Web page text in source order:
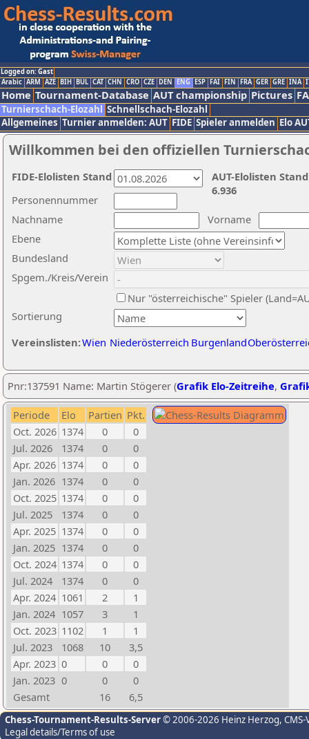
Logged on: Gast
Arabic ARM AZE BIH BUL CAT CHN CRO CZE DEN ENG ESP FAI FIN FRA GER GRE INA
Home Tournament-Database AUT championship Pictures
Turnierschach-Elozahl Schnellschach-Elozahl
Allgemeines Turnier anmelden: AUT FIDE Spieler anmelden Elo
Willkommen bei den offiziellen
Nachname
Vorname
Ebene
Sortierung
Personennummer
Bundesland
Spgem./Kreis/Verein
Nur "österreichische" Spieler
Vereinslisten:Wien Niederösterreich Burgenland
AUT-Elolisten
6.936
FIDE-Elolisten Stand
Pnr:137591 Name: Martin Stögerer (Grafik Elo-Zeitreihe,
Periode Elo Partien Pkt.
Oct. 2026 1374 0
0
Jul. 2026
1374 0
0
Apr. 2026 1374 0
0
Jan. 2026 1374 0
0
Oct. 2025 1374 0
0
Jul. 2025
1374 0
0
Apr. 2025 1374 0
0
Jan. 2025 1374 0
0
Oct. 2024 1374 0
0
Jul. 2024
1374 0
0
Apr. 2024 1061 2
1
Jan. 2024 1057 3
1
Oct. 2023 1102 1
1
Jul. 2023
1068 10
3,5
Apr. 2023 0 0
0
Jan. 2023 0 0
0
Gesamt
16 6,5
Chess-Tournament-Results-Server© 2006-2026 Heinz Herzog,
Legal details/Terms of use